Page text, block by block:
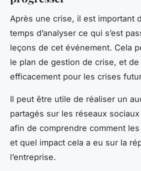
Après une crise, il est important
temps d’analyser ce qui s’est
leçons de cet événement. Cela
le plan de gestion de crise, et
efficacement pour les crises
Il peut être utile de réaliser un
partagés sur les réseaux
afin de comprendre comment
et quel impact cela a eu sur la
l’entreprise.